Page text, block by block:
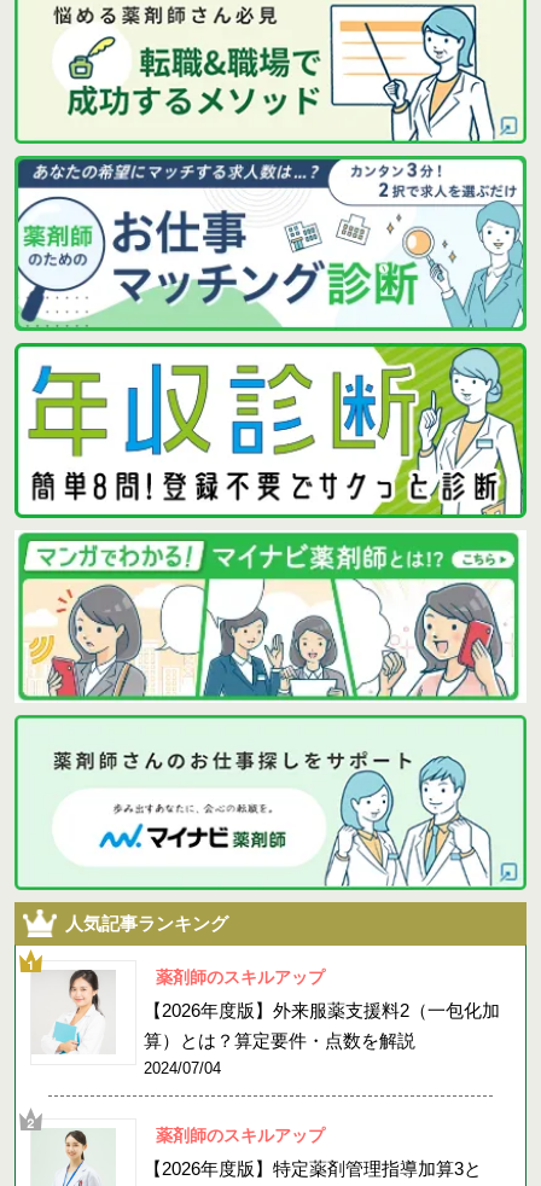
人気記事ランキング
薬剤師のスキルアップ
【2026年度版】外来服薬支援料2（一包化加
算）とは？算定要件・点数を解説
2024/07/04
薬剤師のスキルアップ
【2026年度版】特定薬剤管理指導加算3と